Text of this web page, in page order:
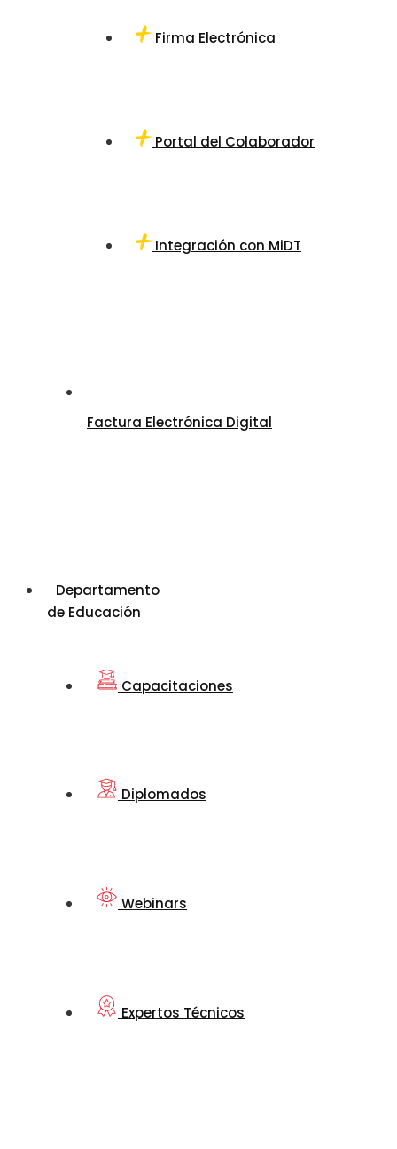
Firma Electrónica
Portal del Colaborador
Integración con MiDT
Factura Electrónica Digital
Departamento
de Educación
Capacitaciones
Diplomados
Webinars
Expertos Técnicos